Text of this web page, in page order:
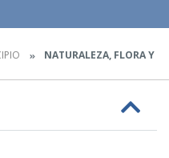
NATURALEZA, FLORA Y